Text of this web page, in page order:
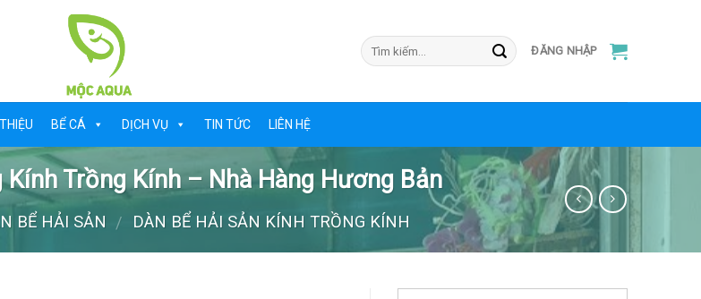
ĐĂNG NHẬP
BỂ CÁ DỊCH VỤ TIN TỨC LIÊN HỆ
Kính Trồng Kính – Nhà Hàng Hương Bản
BỂ HẢI SẢN / DÀN BỂ HẢI SẢN KÍNH TRỒNG KÍNH